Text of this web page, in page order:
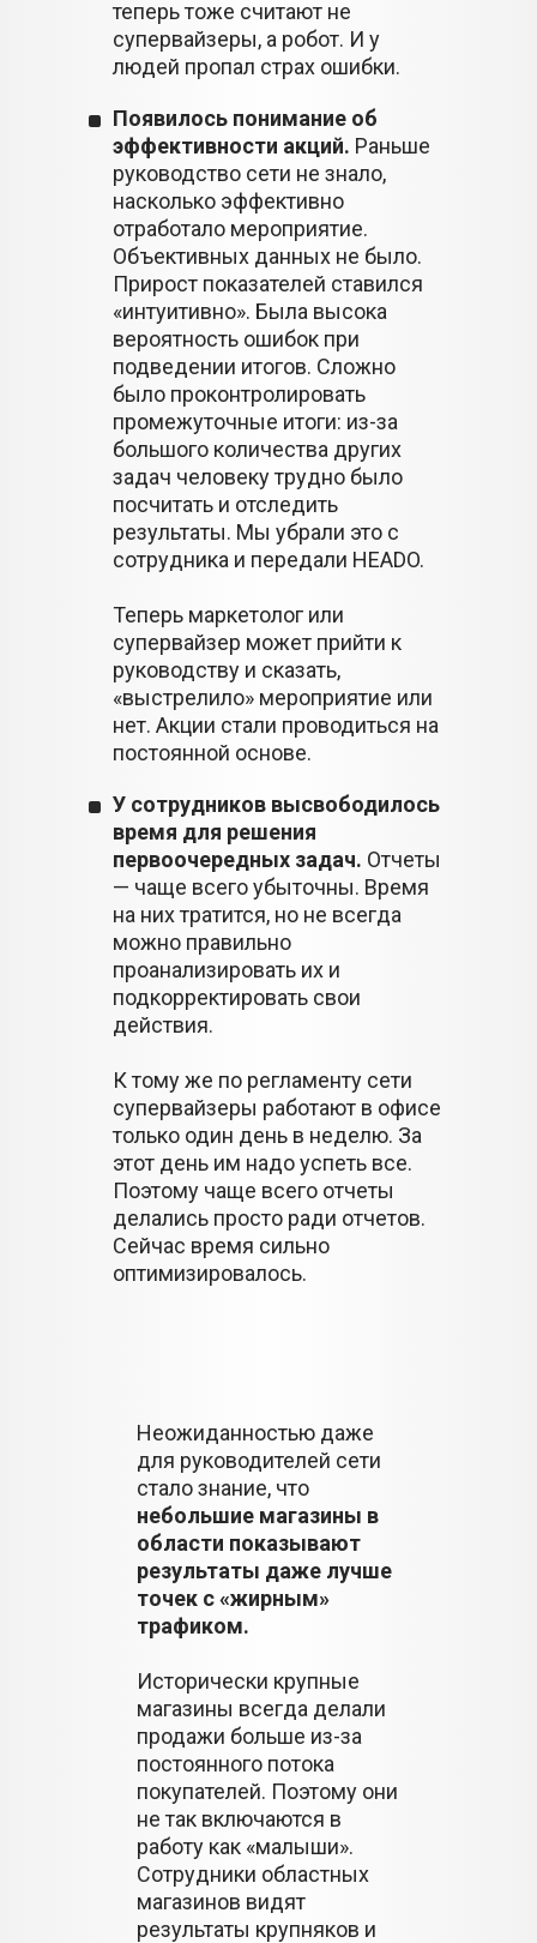
теперь тоже считают не
супервайзеры, а робот. И у
людей пропал страх ошибки.
Появилось понимание об
эффективности акций. Раньше
руководство сети не знало,
насколько эффективно
отработало мероприятие.
Объективных данных не было.
Прирост показателей ставился
«интуитивно». Была высока
вероятность ошибок при
подведении итогов. Сложно
было проконтролировать
промежуточные итоги: из-за
большого количества других
задач человеку трудно было
посчитать и отследить
результаты. Мы убрали это с
сотрудника и передали HEADO.
Теперь маркетолог или
супервайзер может прийти к
руководству и сказать,
«выстрелило» мероприятие или
нет. Акции стали проводиться на
постоянной основе.
У сотрудников высвободилось
время для решения
первоочередных задач. Отчеты
— чаще всего убыточны. Время
на них тратится, но не всегда
можно правильно
проанализировать их и
подкорректировать свои
действия.
К тому же по регламенту сети
супервайзеры работают в офисе
только один день в неделю. За
этот день им надо успеть все.
Поэтому чаще всего отчеты
делались просто ради отчетов.
Сейчас время сильно
оптимизировалось.
Неожиданностью даже
для руководителей сети
стало знание, что
небольшие магазины в
области показывают
результаты даже лучше
точек с «жирным»
трафиком.
Исторически крупные
магазины всегда делали
продажи больше из-за
постоянного потока
покупателей. Поэтому они
не так включаются в
работу как «малыши».
Сотрудники областных
магазинов видят
результаты крупняков и